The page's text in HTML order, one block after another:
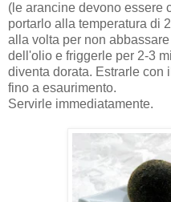
(le arancine devono essere
portarlo alla temperatura di
alla volta per non
dell'olio e friggerle per 2-3
diventa dorata. Estrarle con
fino a esaurimento.
Servirle immediatamente.